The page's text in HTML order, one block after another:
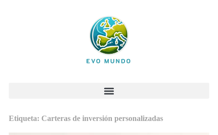
Etiqueta: Carteras de inversión personalizadas